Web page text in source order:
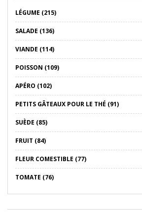
LÉGUME (215)
SALADE (136)
VIANDE (114)
POISSON (109)
APÉRO (102)
PETITS GÂTEAUX POUR LE THÉ (91)
SUÈDE (85)
FRUIT (84)
FLEUR COMESTIBLE (77)
TOMATE (76)